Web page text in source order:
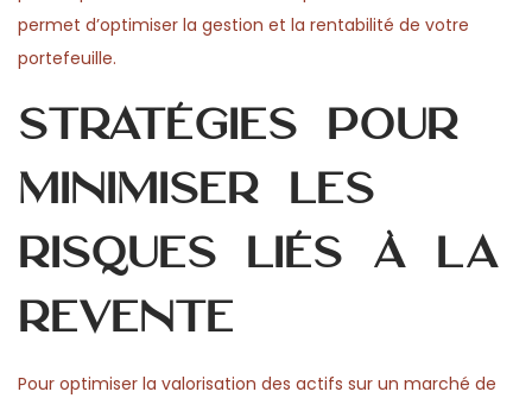
permet d’optimiser la gestion et la rentabilité de votre
portefeuille.
Stratégies pour
minimiser les
risques liés à la
revente
Pour optimiser la valorisation des actifs sur un marché de